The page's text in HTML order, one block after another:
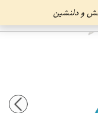
و دلنشین